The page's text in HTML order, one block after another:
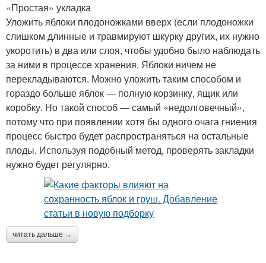
«Простая» укладка
Уложить яблоки плодоножками вверх (если плодоножки
слишком длинные и травмируют шкурку других, их нужно
укоротить) в два или слоя, чтобы удобно было наблюдать
за ними в процессе хранения. Яблоки ничем не
перекладываются. Можно уложить таким способом и
гораздо больше яблок — полную корзинку, ящик или
коробку. Но такой способ — самый «недолговечный»,
потому что при появлении хотя бы одного очага гниения
процесс быстро будет распространяться на остальные
плоды. Используя подобный метод, проверять закладки
нужно будет регулярно.
читать дальше →